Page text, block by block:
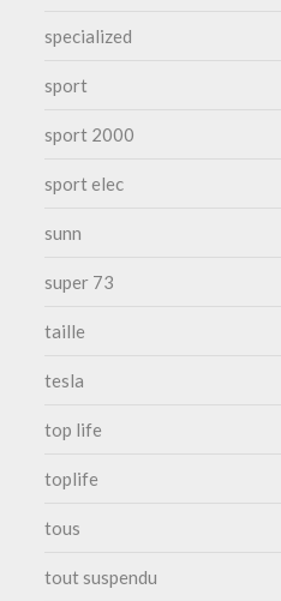
specialized
sport
sport 2000
sport elec
sunn
super 73
taille
tesla
top life
toplife
tous
tout suspendu